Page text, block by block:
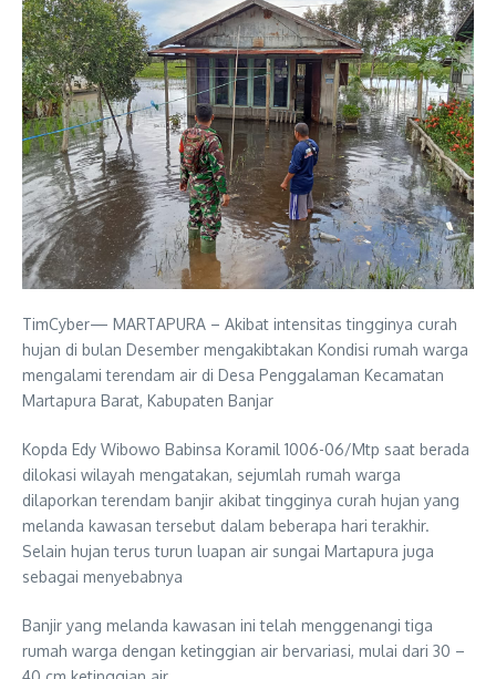
TimCyber— MARTAPURA – Akibat intensitas tingginya curah
hujan di bulan Desember mengakibtakan Kondisi rumah warga
mengalami terendam air di Desa Penggalaman Kecamatan
Martapura Barat, Kabupaten Banjar
Kopda Edy Wibowo Babinsa Koramil 1006-06/Mtp saat berada
dilokasi wilayah mengatakan, sejumlah rumah warga
dilaporkan terendam banjir akibat tingginya curah hujan yang
melanda kawasan tersebut dalam beberapa hari terakhir.
Selain hujan terus turun luapan air sungai Martapura juga
sebagai menyebabnya
Banjir yang melanda kawasan ini telah menggenangi tiga
rumah warga dengan ketinggian air bervariasi, mulai dari 30 –